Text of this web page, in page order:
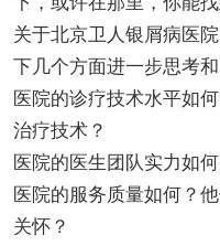
关于北京卫人银屑病医
下几个方面进一步思考和
医院的诊疗技术水平如
治疗技术？
医院的医生团队实力如
医院的服务质量如何？
关怀？